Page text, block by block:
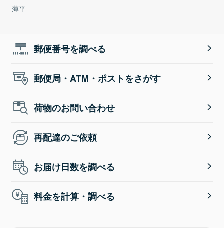
薄平
郵便番号を調べる
郵便局・ATM・ポストをさがす
荷物のお問い合わせ
再配達のご依頼
お届け日数を調べる
料金を計算・調べる